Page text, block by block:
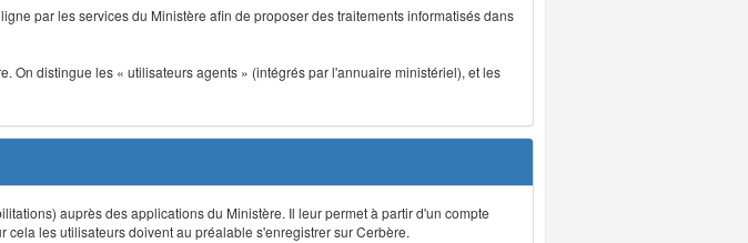
par les services du Ministère afin de proposer des traitements informatisés dans
On distingue les « utilisateurs agents » (intégrés par l'annuaire ministériel), et les
auprès des applications du Ministère. Il leur permet à partir d'un compte
les utilisateurs doivent au préalable s'enregistrer sur Cerbère.